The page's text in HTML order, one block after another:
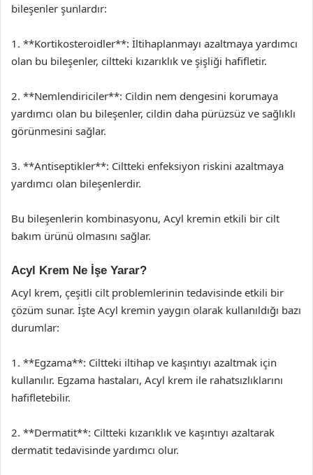
bileşenler şunlardır:
1. **Kortikosteroidler**: İltihaplanmayı azaltmaya yardımcı
olan bu bileşenler, ciltteki kızarıklık ve şişliği hafifletir.
2. **Nemlendiriciler**: Cildin nem dengesini korumaya
yardımcı olan bu bileşenler, cildin daha pürüzsüz ve sağlıklı
görünmesini sağlar.
3. **Antiseptikler**: Ciltteki enfeksiyon riskini azaltmaya
yardımcı olan bileşenlerdir.
Bu bileşenlerin kombinasyonu, Acyl kremin etkili bir cilt
bakım ürünü olmasını sağlar.
Acyl Krem Ne İşe Yarar?
Acyl krem, çeşitli cilt problemlerinin tedavisinde etkili bir
çözüm sunar. İşte Acyl kremin yaygın olarak kullanıldığı bazı
durumlar:
1. **Egzama**: Ciltteki iltihap ve kaşıntıyı azaltmak için
kullanılır. Egzama hastaları, Acyl krem ile rahatsızlıklarını
hafifletebilir.
2. **Dermatit**: Ciltteki kızarıklık ve kaşıntıyı azaltarak
dermatit tedavisinde yardımcı olur.